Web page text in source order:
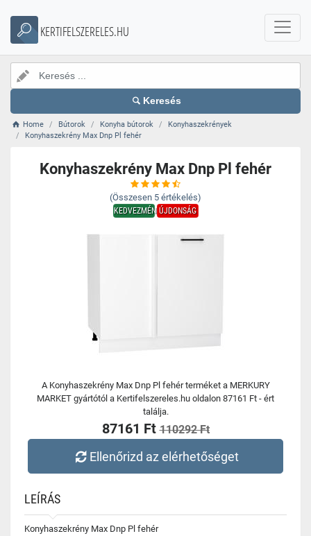
KERTIFELSZERELES.HU
Keresés
Home Bútorok Konyha bútorok
Konyhaszekrények
Konyhaszekrény Max Dnp Pl fehér
Konyhaszekrény Max Dnp Pl fehér
(Összesen 5 értékelés)
KEDVEZMÉNYÚJDONSÁG
A Konyhaszekrény Max Dnp Pl fehér terméket a MERKURY
MARKET gyártótól a Kertifelszereles.hu oldalon 87161 Ft - ért
találja.
87161 Ft110292 Ft
Ellenőrizd az elérhetőséget
LEÍRÁS
Konyhaszekrény Max Dnp Pl fehér